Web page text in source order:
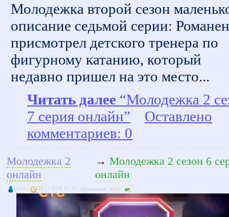
Молодежка второй сезон
описание седьмой серии:
присмотрел детского тренера по
фигурному катанию, который
недавно пришел на это место...
Читать далее “Молодежка 2
7 серия онлайн”
Оставлено
комментариев: 0
Молодежка 2
онлайн
→ Молодежка 2 сезон 6
онлайн
kivik 24-11-2014, 02:22 Просмотров: 9212